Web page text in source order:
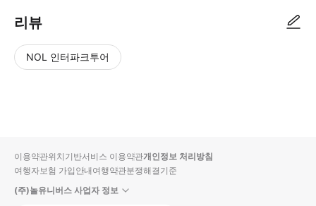
리뷰
NOL 인터파크투어
입니
다.
순
상
이용약관위치기반서비스 이용약관개인정보 처리방침
여행자보험 가입안내여행약관분쟁해결기준
(주)놀유니버스 사업자 정보